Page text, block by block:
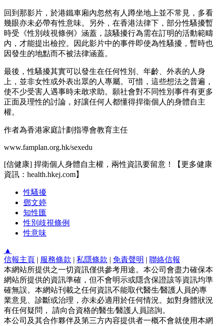
回到那影片，於港鐵車廂內忽然有人蹲坐地上並不常見，多看
幾眼亦未必帶有性意味。另外，在香港法律下，部分性騷擾暫
時受《性別歧視條例》涵蓋，該騷擾行為需在訂明的活動範疇
內，才能提出檢控。因此影片中的事件即使為性騷擾，暫時也
因發生的地點而不被法律涵蓋。
最後，性騷擾其實可以發生在任何性別、年齡、外表的人身
上，並非女性或外表出眾的人專屬。可惜，這些想法之普遍，
使不少受害人遇事時未敢求助。願社會對不同性別事件有更多
正面及理性的討論，好讓任何人都懂得捍衞個人的身體自主
權。
作者為香港家庭計劃指導會教育主任
www.famplan.org.hk/sexedu
[信健康] 捍衛個人身體自主權，兩性資訊要留意！【更多健康
資訊：health.hkej.com】
性騷擾
鄧文婷
知性匯
性別歧視條例
性意味
▲
信報主頁 | 服務條款 | 私隱條款 | 免責聲明 | 聯絡信報
本網站所提供之一切資訊僅供參考用途。本公司會盡力確保本
網站所提供的資訊準確，但不會明示或隱含保證該等資訊均準
確無誤。本網站刊載之任何資訊不能取代醫生∕醫護人員的專
業意見、診斷或治理，亦未必適用於任何情況。如對身體狀況
有任何疑問， 請向合資格的醫生∕醫護人員諮詢。
本公司及其合作夥伴及第三方內容提供者一概不會就使用本網